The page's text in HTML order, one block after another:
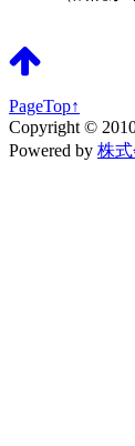
PageTop↑
Copyright ©
Powered by 株